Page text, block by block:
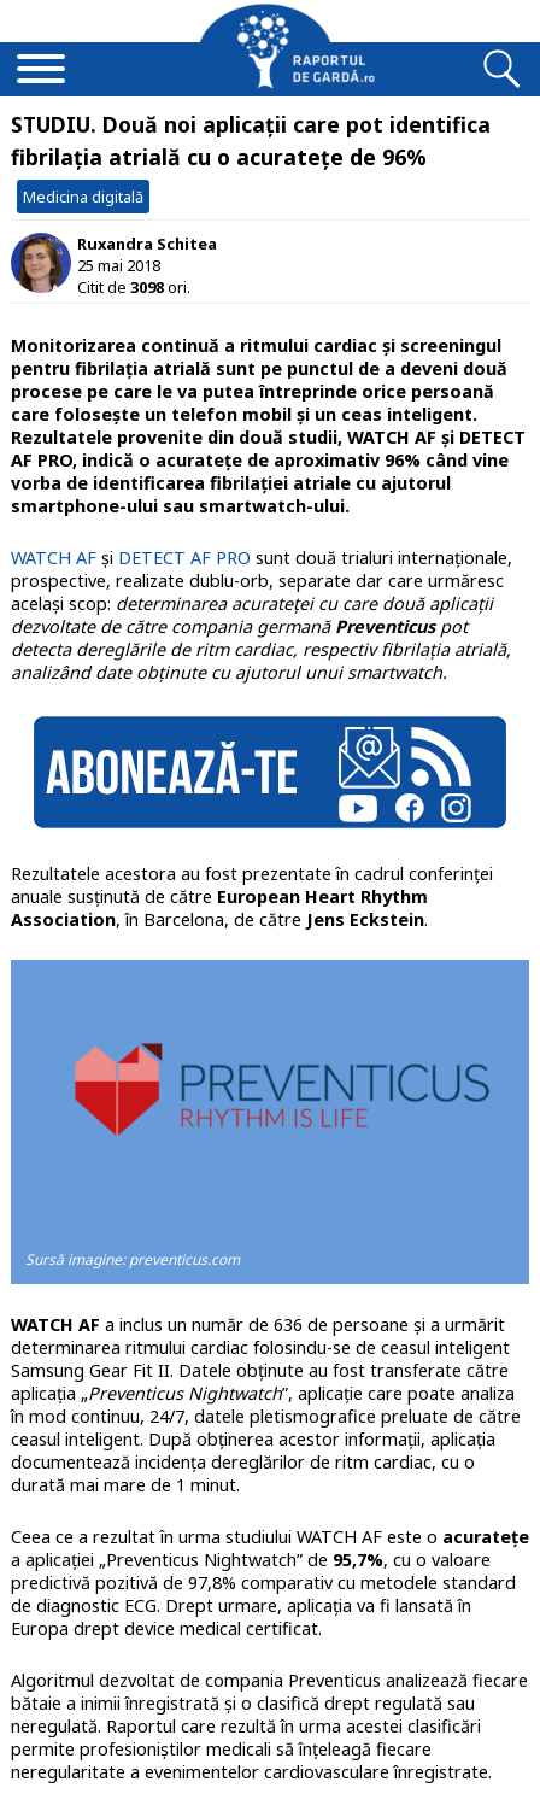
STUDIU. Două noi aplicații care pot identifica
fibrilația atrială cu o acuratețe de 96%
Medicina digitală
Ruxandra Schitea
25 mai 2018
Citit de 3098ori.
Monitorizarea continuă a ritmului cardiac și screeningul
pentru fibrilația atrială sunt pe punctul de a deveni două
procese pe care le va putea întreprinde orice persoană
care folosește un telefon mobil și un ceas inteligent.
Rezultatele provenite din două studii, WATCH AF și DETECT
AF PRO, indică o acuratețe de aproximativ 96% când vine
vorba de identificarea fibrilației atriale cu ajutorul
smartphone-ului sau smartwatch-ului.
WATCH AFși DETECT AF PRO sunt două trialuri internaționale,
prospective, realizate dublu-orb, separate dar care urmăresc
același scop: determinarea acurateței cu care două aplicații
dezvoltate de către compania germană Preventicuspot
detecta dereglările de ritm cardiac, respectiv fibrilația atrială,
analizând date obținute cu ajutorul unui smartwatch.
Rezultatele acestora au fost prezentate în cadrul conferinței
anuale susținută de către European Heart Rhythm
Association, în Barcelona, de către Jens Eckstein.
Sursă imagine: preventicus.com
WATCH AF a inclus un număr de 636 de persoane și a urmărit
determinarea ritmului cardiac folosindu-se de ceasul inteligent
Samsung Gear Fit II. Datele obținute au fost transferate către
aplicația „Preventicus Nightwatch”, aplicație care poate analiza
în mod continuu, 24/7, datele pletismografice preluate de către
ceasul inteligent. După obținerea acestor informații, aplicația
documentează incidența dereglărilor de ritm cardiac, cu o
durată mai mare de 1 minut.
Ceea ce a rezultat în urma studiului WATCH AF este o acuratețe
a aplicației „Preventicus Nightwatch” de 95,7%, cu o valoare
predictivă pozitivă de 97,8% comparativ cu metodele standard
de diagnostic ECG. Drept urmare, aplicația va fi lansată în
Europa drept device medical certificat.
Algoritmul dezvoltat de compania Preventicus analizează fiecare
bătaie a inimii înregistrată și o clasifică drept regulată sau
neregulată. Raportul care rezultă în urma acestei clasificări
permite profesioniștilor medicali să înțeleagă fiecare
neregularitate a evenimentelor cardiovasculare înregistrate.